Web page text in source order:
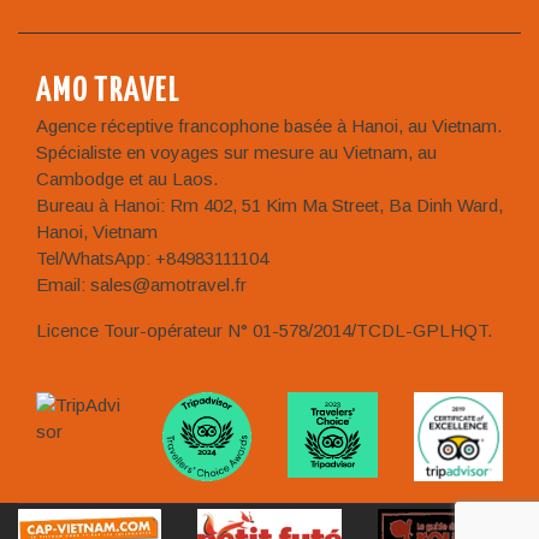
AMO TRAVEL
Agence réceptive francophone basée à Hanoi, au Vietnam.
Spécialiste en voyages sur mesure au Vietnam, au
Cambodge et au Laos.
Bureau à Hanoi: Rm 402, 51 Kim Ma Street, Ba Dinh Ward,
Hanoi, Vietnam
Tel/WhatsApp: +84983111104
Email: sales@amotravel.fr
Licence Tour-opérateur N° 01-578/2014/TCDL-GPLHQT.